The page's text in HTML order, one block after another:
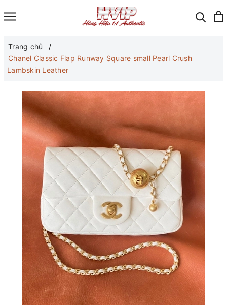
Trang chủ
Chanel Classic Flap Runway Square small Pearl Crush
Lambskin Leather